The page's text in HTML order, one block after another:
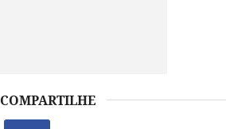
COMPARTILHE